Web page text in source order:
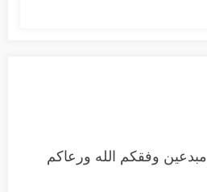
وفقكم الله ورعاكم